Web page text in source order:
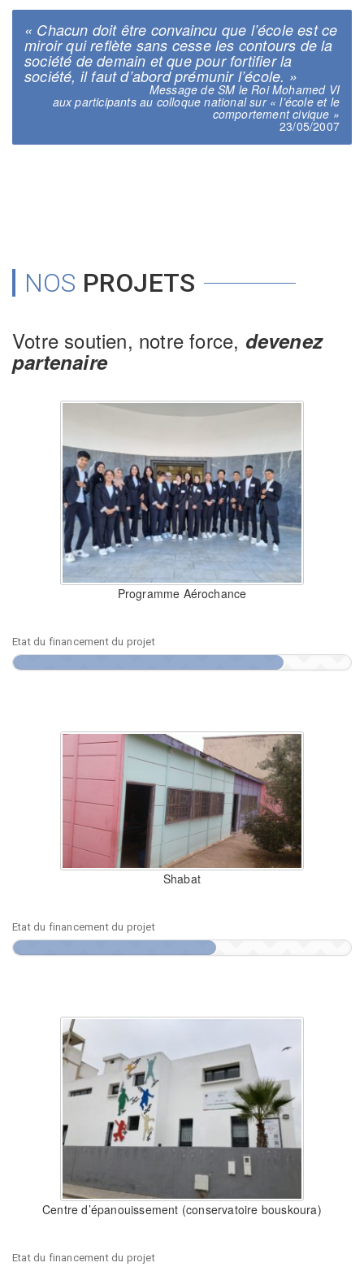
« Chacun doit être convaincu que l’école est ce
miroir qui reflète sans cesse les contours de la
société de demain et que pour fortifier la
société, il faut d’abord prémunir l’école. »
Message de SM le Roi Mohamed VI
aux participants au colloque national sur « l’école et le
comportement civique »
23/05/2007
NOS PROJETS
Votre soutien, notre force, devenez
partenaire
Programme Aérochance
Etat du financement du projet
Shabat
Etat du financement du projet
Centre d’épanouissement (conservatoire bouskoura)
Etat du financement du projet